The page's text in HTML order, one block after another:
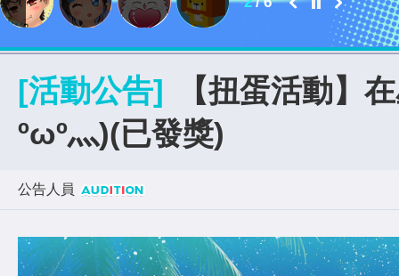
[活動公告]
【扭蛋活動】
ºωº灬)(已發獎)
公告人員